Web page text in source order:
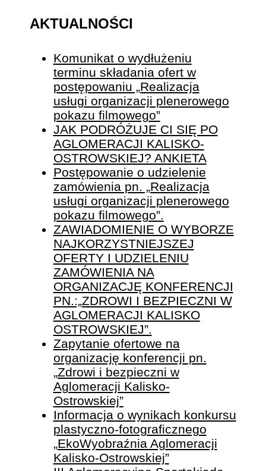
AKTUALNOŚCI
Komunikat o wydłużeniu
terminu składania ofert w
postępowaniu „Realizacja
usługi organizacji plenerowego
pokazu filmowego”
JAK PODRÓŻUJE CI SIĘ PO
AGLOMERACJI KALISKO-
OSTROWSKIEJ? ANKIETA
Postępowanie o udzielenie
zamówienia pn. „Realizacja
usługi organizacji plenerowego
pokazu filmowego”.
ZAWIADOMIENIE O WYBORZE
NAJKORZYSTNIEJSZEJ
OFERTY I UDZIELENIU
ZAMÓWIENIA NA
ORGANIZACJĘ KONFERENCJI
PN.:„ZDROWI I BEZPIECZNI W
AGLOMERACJI KALISKO
OSTROWSKIEJ”.
Zapytanie ofertowe na
organizację konferencji pn.
„Zdrowi i bezpieczni w
Aglomeracji Kalisko-
Ostrowskiej”
Informacja o wynikach konkursu
plastyczno-fotograficznego
„EkoWyobraźnia Aglomeracji
Kalisko-Ostrowskiej”